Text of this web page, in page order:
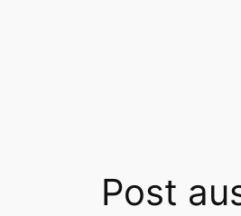
Post